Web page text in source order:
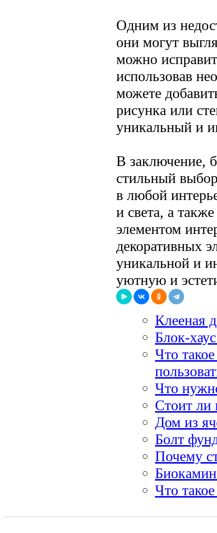
Одним из
они могут
можно
использовав
можете
рисунка или
уникальный и
В заключение,
стильный
в любой
и света, а
элементом
декоративных
уникальной и
уютную и
Клееная
Блок-
Что
Что
Стоит ли
Дом из
Болт
Почему
Что